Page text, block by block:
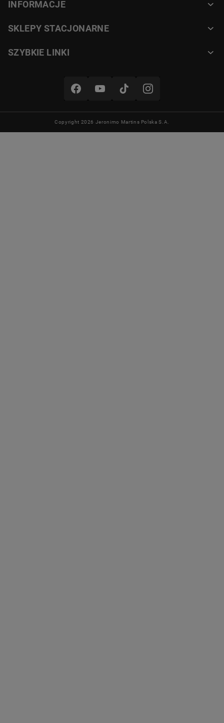
INFORMACJE
SKLEPY STACJONARNE
SZYBKIE LINKI
Copyright 2026 Jeronimo Martins Polska S.A.